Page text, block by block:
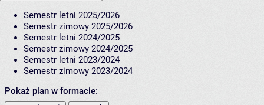
Semestr letni 2025/2026
Semestr zimowy 2025/2026
Semestr letni 2024/2025
Semestr zimowy 2024/2025
Semestr letni 2023/2024
Semestr zimowy 2023/2024
Pokaż plan w formacie: